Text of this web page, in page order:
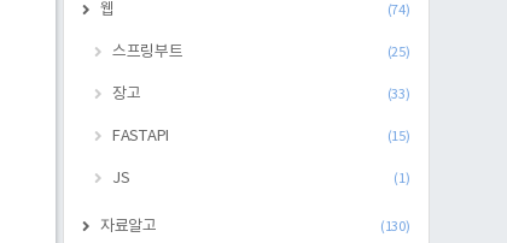
웹 (74)
스프링부트 (25)
장고 (33)
FASTAPI (15)
JS (1)
자료알고 (130)